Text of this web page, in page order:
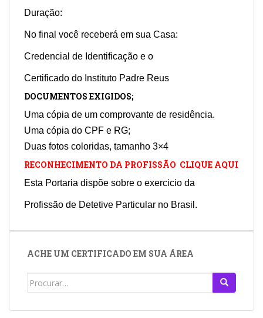
Duração:
No final você receberá em sua Casa:
Credencial de Identificação e o
Certificado do Instituto Padre Reus
DOCUMENTOS EXIGIDOS;
Uma cópia de um comprovante de residência.
Uma cópia do CPF e RG;
Duas fotos coloridas, tamanho 3×4
RECONHECIMENTO DA PROFISSÃO CLIQUE AQUI
Esta Portaria dispõe sobre o exercicio da
Profissão de Detetive Particular no Brasil.
ACHE UM CERTIFICADO EM SUA ÁREA
Search